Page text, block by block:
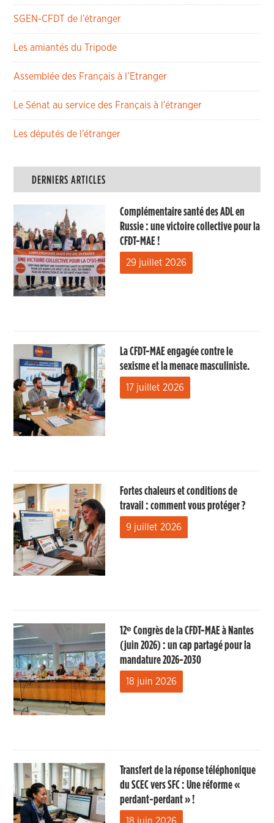
SGEN-CFDT de l’étranger
Les amiantés du Tripode
Assemblée des Français à l’Etranger
Le Sénat au service des Français à l’étranger
Les députés de l’étranger
DERNIERS ARTICLES
Complémentaire santé des ADL en
Russie : une victoire collective pour la
CFDT-MAE !
29 juillet 2026
La CFDT-MAE engagée contre le
sexisme et la menace masculiniste.
17 juillet 2026
Fortes chaleurs et conditions de
travail : comment vous protéger ?
9 juillet 2026
12ᵉ Congrès de la CFDT-MAE à Nantes
(juin 2026) : un cap partagé pour la
mandature 2026-2030
18 juin 2026
Transfert de la réponse téléphonique
du SCEC vers SFC : Une réforme «
perdant-perdant » !